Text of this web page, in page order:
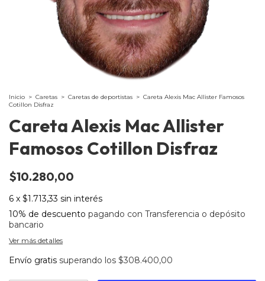
Inicio > Caretas > Caretas de deportistas > Careta Alexis Mac Allister Famosos
Cotillon Disfraz
Careta Alexis Mac Allister
Famosos Cotillon Disfraz
$10.280,00
6 x $1.713,33 sin interés
10% de descuento pagando con Transferencia o depósito
bancario
Ver más detalles
Envío gratis superando los $308.400,00